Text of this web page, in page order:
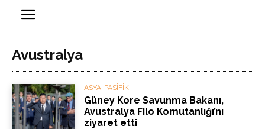
Avustralya
ASYA-PASİFİK
Güney Kore Savunma Bakanı,
Avustralya Filo Komutanlığı’nı
ziyaret etti